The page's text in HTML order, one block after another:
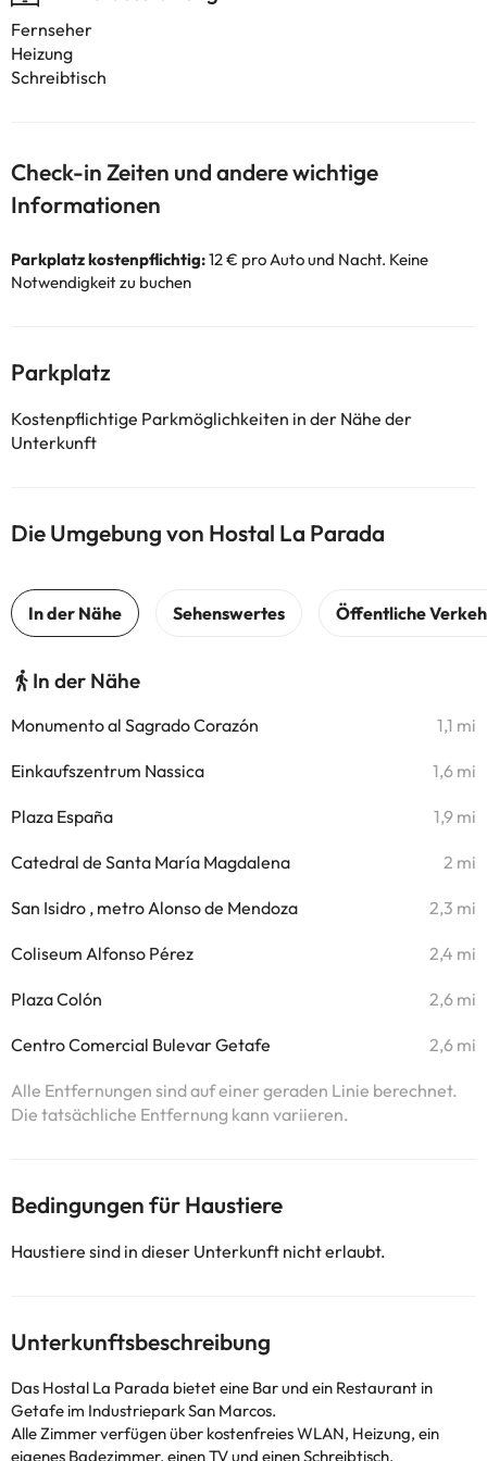
Fernseher
Heizung
Schreibtisch
Check-in Zeiten und andere wichtige
Informationen
Parkplatz kostenpflichtig:12 € pro Auto und Nacht. Keine
Notwendigkeit zu buchen
Parkplatz
Kostenpflichtige Parkmöglichkeiten in der Nähe der
Unterkunft
Die Umgebung von Hostal La Parada
In der Nähe
Monumento al Sagrado Corazón 1,1 mi
Einkaufszentrum Nassica 1,6 mi
Plaza España 1,9 mi
Catedral de Santa María Magdalena 2 mi
San Isidro , metro Alonso de Mendoza 2,3 mi
Coliseum Alfonso Pérez 2,4 mi
Plaza Colón 2,6 mi
Centro Comercial Bulevar Getafe 2,6 mi
Alle Entfernungen sind auf einer geraden Linie berechnet.
Die tatsächliche Entfernung kann variieren.
Bedingungen für Haustiere
Haustiere sind in dieser Unterkunft nicht erlaubt.
Unterkunftsbeschreibung
Das Hostal La Parada bietet eine Bar und ein Restaurant in
Getafe im Industriepark San Marcos.
Alle Zimmer verfügen über kostenfreies WLAN, Heizung, ein
eigenes Badezimmer, einen TV und einen Schreibtisch.